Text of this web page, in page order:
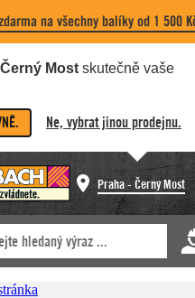
na všechny balíky od 1 500
Most skutečně vaše
Ne, vybrat jinou prodejnu.
Praha - Černý Most